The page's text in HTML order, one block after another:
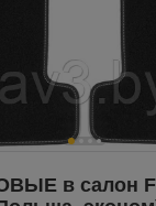
в салон